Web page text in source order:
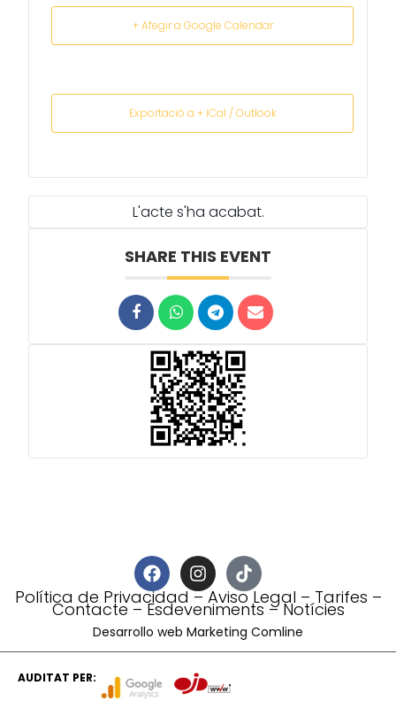
L'acte s'ha acabat.
SHARE THIS EVENT
+ Afegir a Google Calendar
Exportació a + iCal / Outlook
Política de Privacidad–Aviso Legal –Tarifes –
Contacte–Esdeveniments–Notícies
Desarrollo web Marketing Comline
AUDITAT PER: